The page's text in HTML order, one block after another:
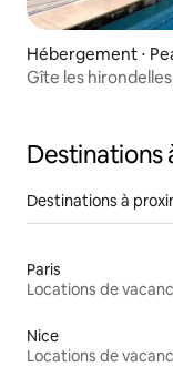
Hébergement ⋅
Gîte les
Destinations
Destinations à
Paris
Locations de
Nice
Locations de